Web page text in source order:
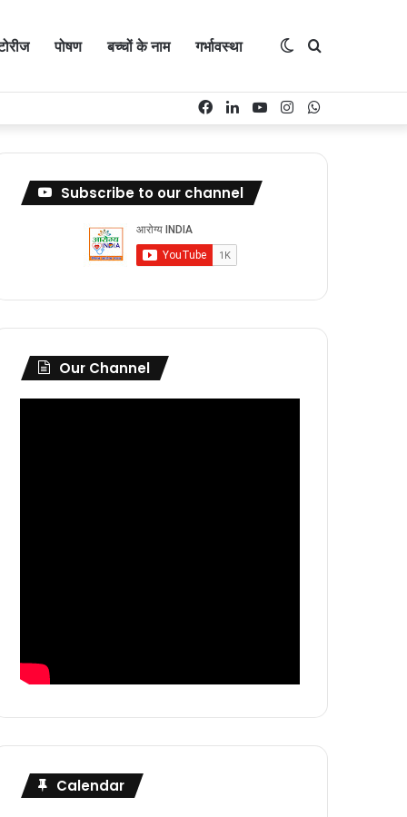
पोषण बच्चों के नाम गर्भावस्था Search
Switch
Instagram
YouTube
LinkedIn
Facebook
Subscribe to our channel
Our Channel
Calendar